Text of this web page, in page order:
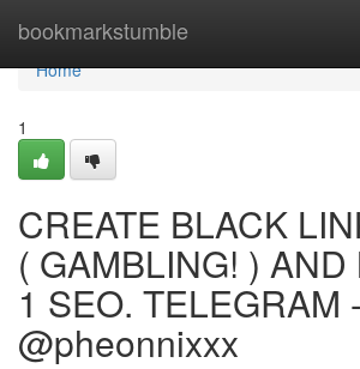
bookmarkstumble
Home
Home
1
CREATE BLACK
( GAMBLING! )
1 SEO. TELEGRAM -
@pheonnixxx